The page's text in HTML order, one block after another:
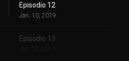
Episodio 12
Jan. 10, 2019
Episodio 13
Jan. 16, 2019